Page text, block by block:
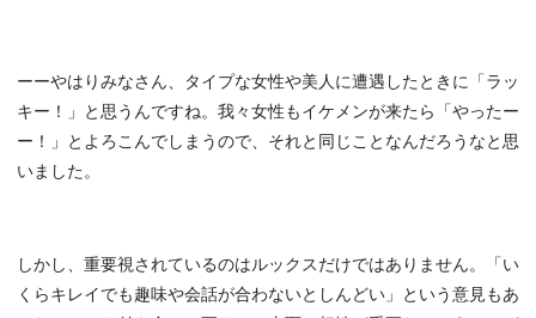
ーーやはりみなさん、タイプな女性や美人に遭遇したときに「ラッ
キー！」と思うんですね。我々女性もイケメンが来たら「やったー
ー！」とよろこんでしまうので、それと同じことなんだろうなと思
いました。
しかし、重要視されているのはルックスだけではありません。「い
くらキレイでも趣味や会話が合わないとしんどい」という意見もあ